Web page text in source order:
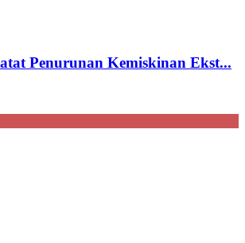
Penurunan Kemiskinan Ekst...